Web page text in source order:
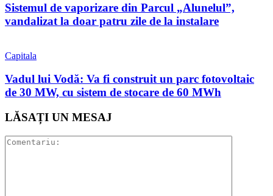
Sistemul de vaporizare din Parcul „Alunelul”,
vandalizat la doar patru zile de la instalare
Capitala
Vadul lui Vodă: Va fi construit un parc fotovoltaic
de 30 MW, cu sistem de stocare de 60 MWh
LĂSAȚI UN MESAJ